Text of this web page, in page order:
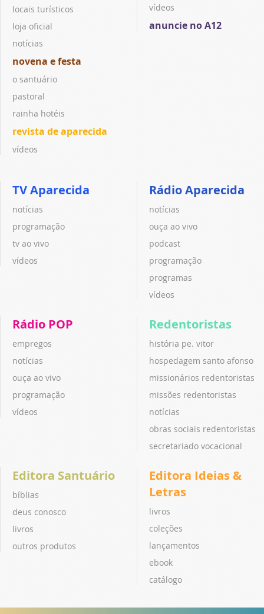
locais turísticos
loja oficial
notícias
novena e festa
o santuário
pastoral
rainha hotéis
revista de aparecida
vídeos
vídeos
anuncie no A12
TV Aparecida
notícias
programação
tv ao vivo
vídeos
Rádio Aparecida
notícias
ouça ao vivo
podcast
programação
programas
vídeos
Rádio POP
empregos
notícias
ouça ao vivo
programação
vídeos
Redentoristas
história pe. vitor
hospedagem santo afonso
missionários redentoristas
missões redentoristas
notícias
obras sociais redentoristas
secretariado vocacional
Editora Santuário
bíblias
deus conosco
livros
outros produtos
Editora Ideias &
Letras
livros
coleções
lançamentos
ebook
catálogo